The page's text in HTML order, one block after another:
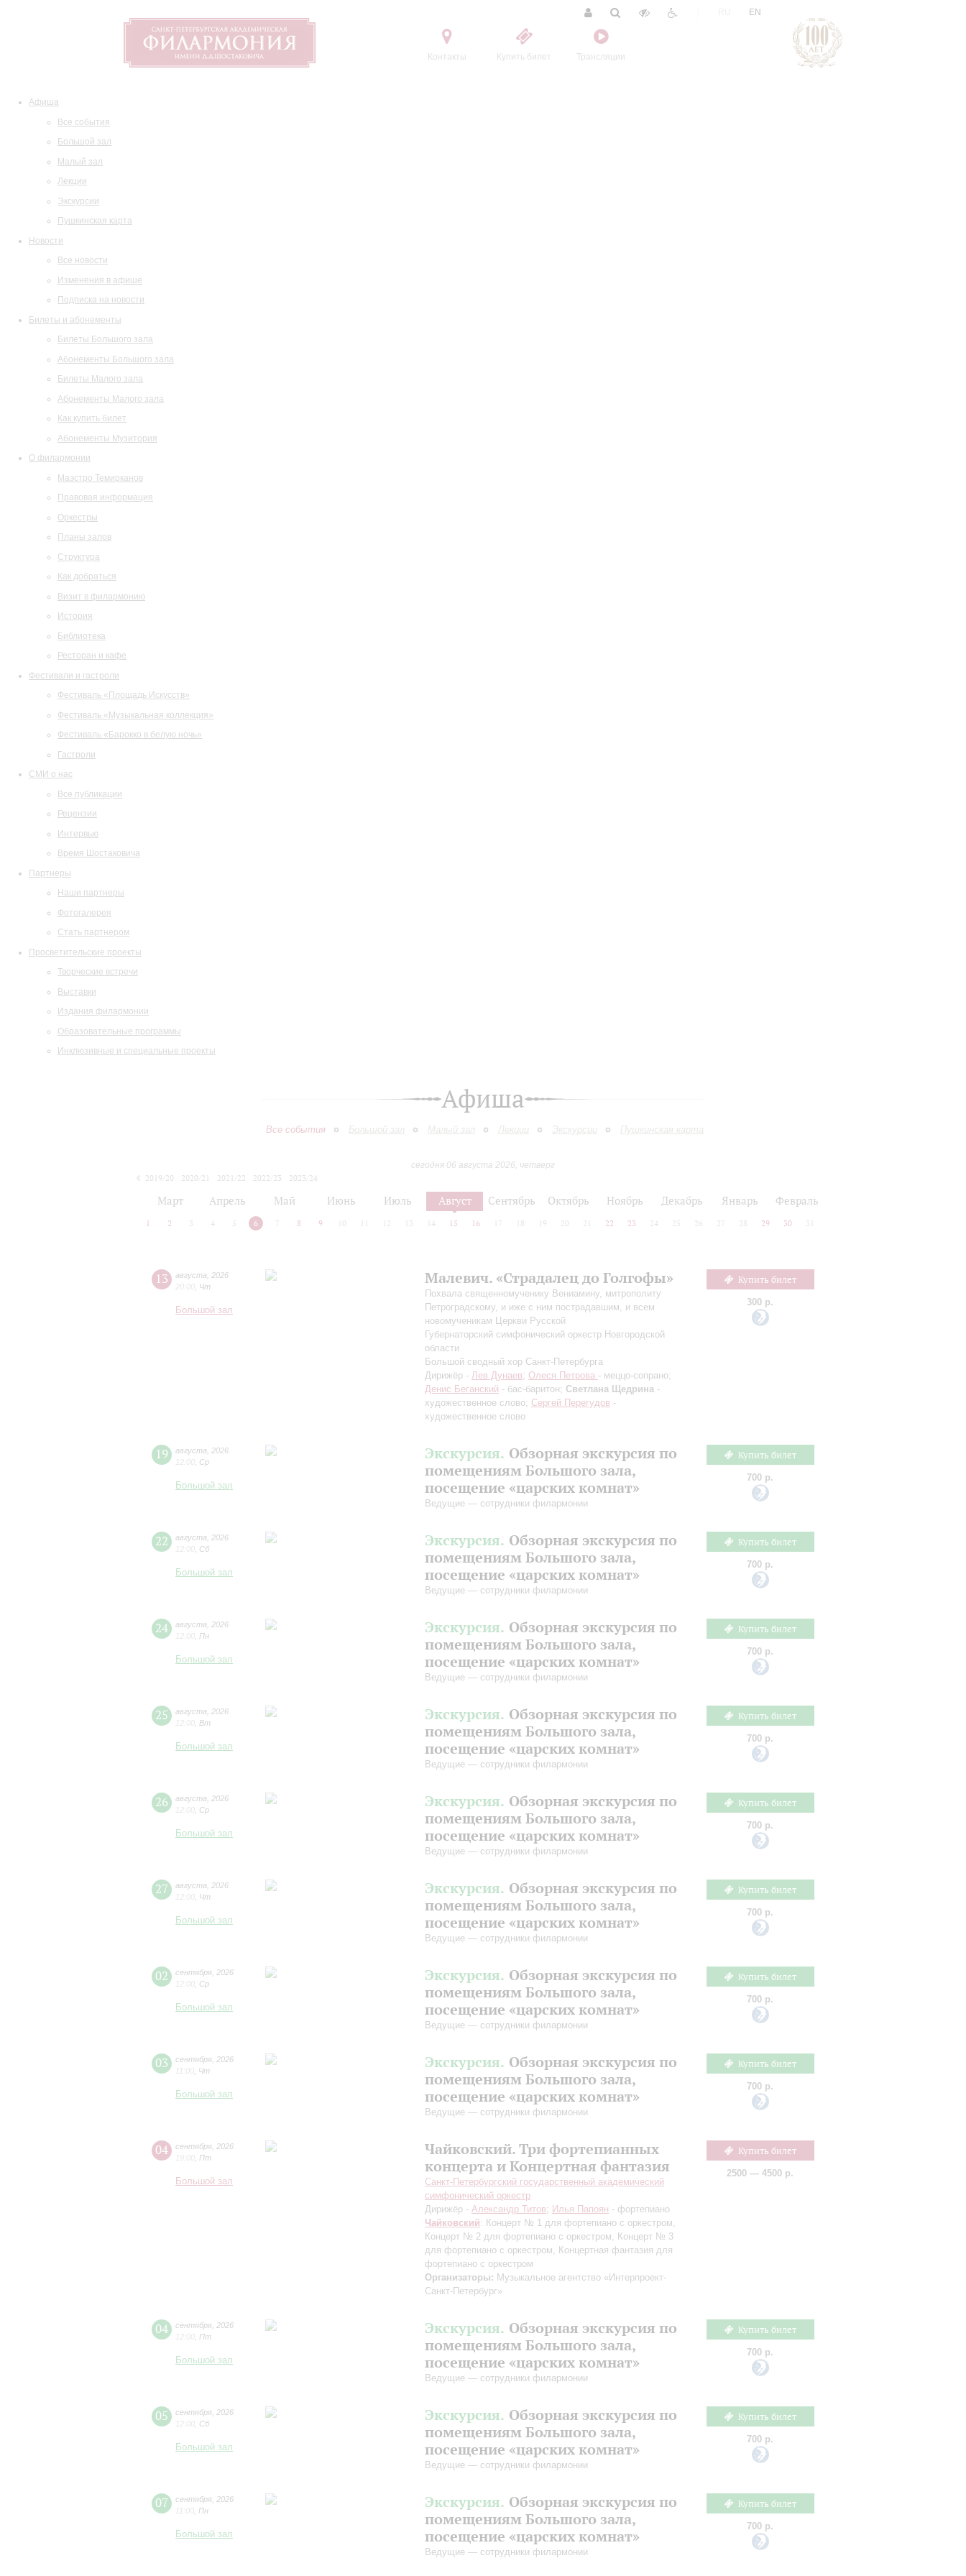
Контакты Купить билет Трансляции
EN
Афиша
Все события
Большой зал
Малый зал
Лекции
Экскурсии
Пушкинская карта
Новости
Все новости
Изменения в афише
Подписка на новости
Билеты и абонементы
Билеты Большого зала
Абонементы Большого зала
Билеты Малого зала
Абонементы Малого зала
Как купить билет
Абонементы Музитория
О филармонии
Маэстро Темирканов
Правовая информация
Оркестры
Планы залов
Структура
Как добраться
Визит в филармонию
История
Библиотека
Ресторан и кафе
Фестивали и гастроли
Фестиваль «Площадь Искусств»
Фестиваль «Музыкальная коллекция»
Фестиваль «Барокко в белую ночь»
Гастроли
СМИ о нас
Все публикации
Рецензии
Интервью
Время Шостаковича
Партнеры
Наши партнеры
Фотогалерея
Стать партнером
Просветительские проекты
Творческие встречи
Выставки
Издания филармонии
Образовательные программы
Инклюзивные и специальные проекты
Афиша
Все события Большой зал Малый зал Лекции Экскурсии Пушкинская карта
сегодня 06 августа 2026, четверг
2019/20
2020/21 2021/22 2022/23
2023/24
Март Апрель Май Июнь Июль Август Сентябрь Октябрь Ноябрь Декабрь Январь Февраль
1 2 3 4 5 6 7 8 9 10 12 13 14 15 16 17 18 19 20 21 22 23 24 25 26 27 28 29 30 31
13 августа
2026
20:00 Чт
Большой зал
Малевич. «Страдалец до Голгофы»
Похвала священномученику Вениамину, митрополиту
Петроградскому, и иже с ним пострадавшим, и всем
новомученикам Церкви Русской
Губернаторский симфонический оркестр Новгородской
области
Большой сводный хор Санкт-Петербурга
Дирижёр - Лев Дунаев; Олеся Петрова - меццо-сопрано;
Денис Беганский - бас-баритон; Светлана Щедрина -
художественное слово; Сергей Перегудов -
художественное слово
Купить билет
300 р.
19 августа
2026
12:00 Ср
Большой зал
Экскурсия. Обзорная экскурсия по
помещениям Большого зала,
посещение «царских комнат»
Ведущие — сотрудники филармонии
Купить билет
700 р.
22 августа
2026
12:00 Сб
Большой зал
Экскурсия. Обзорная экскурсия по
помещениям Большого зала,
посещение «царских комнат»
Ведущие — сотрудники филармонии
Купить билет
700 р.
24 августа
2026
12:00 Пн
Большой зал
Экскурсия. Обзорная экскурсия по
помещениям Большого зала,
посещение «царских комнат»
Ведущие — сотрудники филармонии
Купить билет
700 р.
25 августа
2026
12:00 Вт
Большой зал
Экскурсия. Обзорная экскурсия по
помещениям Большого зала,
посещение «царских комнат»
Ведущие — сотрудники филармонии
Купить билет
700 р.
26 августа
2026
12:00 Ср
Большой зал
Экскурсия. Обзорная экскурсия по
помещениям Большого зала,
посещение «царских комнат»
Ведущие — сотрудники филармонии
Купить билет
700 р.
27 августа
2026
12:00 Чт
Большой зал
Экскурсия. Обзорная экскурсия по
помещениям Большого зала,
посещение «царских комнат»
Ведущие — сотрудники филармонии
Купить билет
700 р.
02 сентября 2026
12:00 Ср
Большой зал
Экскурсия. Обзорная экскурсия по
помещениям Большого зала,
посещение «царских комнат»
Ведущие — сотрудники филармонии
Купить билет
700 р.
03 сентября 2026
11:00 Чт
Большой зал
Экскурсия. Обзорная экскурсия по
помещениям Большого зала,
посещение «царских комнат»
Ведущие — сотрудники филармонии
Купить билет
700 р.
04 сентября 2026
19:00 Пт
Большой зал
Чайковский. Три фортепианных
концерта и Концертная фантазия
Санкт-Петербургский государственный академический
симфонический оркестр
Дирижёр - Александр Титов; Илья Папоян - фортепиано
Чайковский: Концерт № 1 для фортепиано с оркестром,
Концерт № 2 для фортепиано с оркестром, Концерт № 3
для фортепиано с оркестром, Концертная фантазия для
фортепиано с оркестром
Организаторы: Музыкальное агентство «Интерпроект-
Санкт-Петербург»
Купить билет
2500 — 4500 р.
04 сентября 2026
12:00 Пт
Большой зал
Экскурсия. Обзорная экскурсия по
помещениям Большого зала,
посещение «царских комнат»
Ведущие — сотрудники филармонии
Купить билет
700 р.
05 сентября 2026
12:00 Сб
Большой зал
Экскурсия. Обзорная экскурсия по
помещениям Большого зала,
посещение «царских комнат»
Ведущие — сотрудники филармонии
Купить билет
700 р.
07 сентября 2026
11:00 Пн
Большой зал
Экскурсия. Обзорная экскурсия по
помещениям Большого зала,
посещение «царских комнат»
Ведущие — сотрудники филармонии
Купить билет
700 р.